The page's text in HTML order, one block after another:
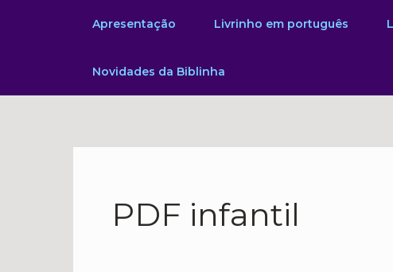
Apresentação Livrinho em português
Novidades da Biblinha
PDF infantil